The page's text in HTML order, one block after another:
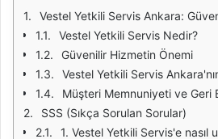
Vestel Yetkili Servis Ankara:
Vestel Yetkili Servis Nedir?
Güvenilir Hizmetin Önemi
Vestel Yetkili Servis
Müşteri Memnuniyeti ve Geri
SSS (Sıkça Sorulan Sorular)
1. Vestel Yetkili Servis'e nasıl